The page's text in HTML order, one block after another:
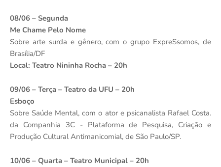
08/06 – Segunda
Me Chame Pelo Nome
Sobre arte surda e gênero, com o grupo ExpreSsomos, de
Brasília/DF
Local: Teatro Nininha Rocha – 20h
09/06 – Terça – Teatro da UFU – 20h
Esboço
Sobre Saúde Mental, com o ator e psicanalista Rafael Costa.
da Companhia 3C - Plataforma de Pesquisa, Criação e
Produção Cultural Antimanicomial, de São Paulo/SP.
10/06 – Quarta – Teatro Municipal – 20h